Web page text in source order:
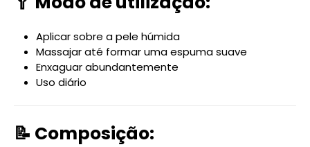
Aplicar sobre a pele húmida
Massajar até formar uma espuma suave
Enxaguar abundantemente
Uso diário
📝 Composição: